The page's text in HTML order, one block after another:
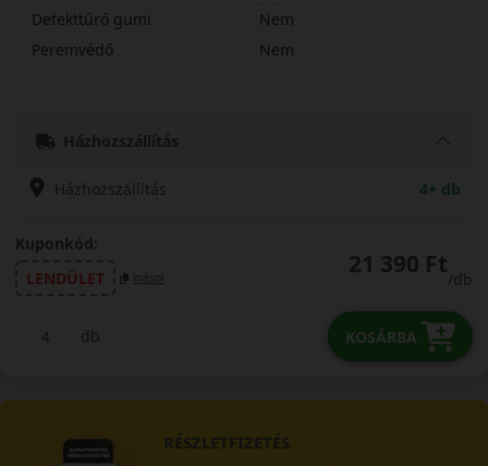
Defekttűrő gumi
Nem
Peremvédő
Nem
Házhozszállítás
Házhozszállítás 4+ db
Kuponkód:
LENDÜLET
másol 21 390 Ft
/db
db KOSÁRBA
RÉSZLETFIZETÉS